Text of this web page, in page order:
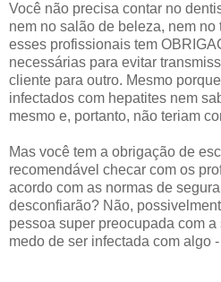
Você não precisa contar no
nem no salão de beleza, nem
esses profissionais tem
necessárias para evitar
cliente para outro. Mesmo
infectados com hepatites nem
mesmo e, portanto, não teriam
Mas você tem a obrigação de
recomendável checar com os
acordo com as normas de
desconfiarão? Não,
pessoa super preocupada com
medo de ser infectada com algo